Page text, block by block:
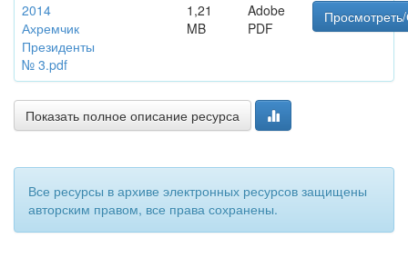
2014
Ахремчик
Президенты
№ 3.pdf
1,21
MB
Adobe
PDF
Показать полное описание ресурса
Все ресурсы в архиве электронных ресурсов защищены
авторским правом, все права сохранены.